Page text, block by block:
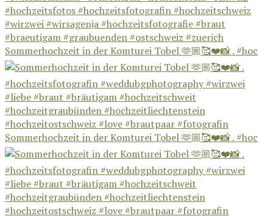
Sommerhochzeit in der Komturei Tobel 🫶🏼🥰❤️📸 . #hoc
Sommerhochzeit in der Komturei Tobel 🫶🏼🥰❤️📸 . #hoc